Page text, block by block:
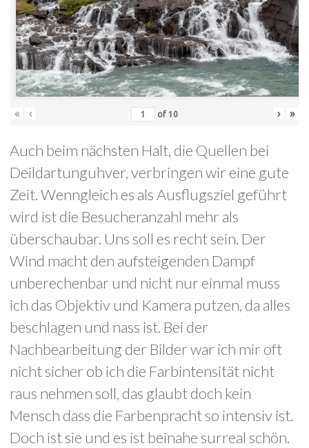
« ‹ of 10 › »
Auch beim nächsten Halt, die Quellen bei
Deildartunguhver, verbringen wir eine gute
Zeit. Wenngleich es als Ausflugsziel geführt
wird ist die Besucheranzahl mehr als
überschaubar. Uns soll es recht sein. Der
Wind macht den aufsteigenden Dampf
unberechenbar und nicht nur einmal muss
ich das Objektiv und Kamera putzen, da alles
beschlagen und nass ist. Bei der
Nachbearbeitung der Bilder war ich mir oft
nicht sicher ob ich die Farbintensität nicht
raus nehmen soll, das glaubt doch kein
Mensch dass die Farbenpracht so intensiv ist.
Doch ist sie und es ist beinahe surreal schön.